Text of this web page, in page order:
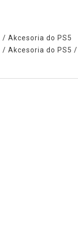
/ Akcesoria do PS5
/ Akcesoria do PS5 /